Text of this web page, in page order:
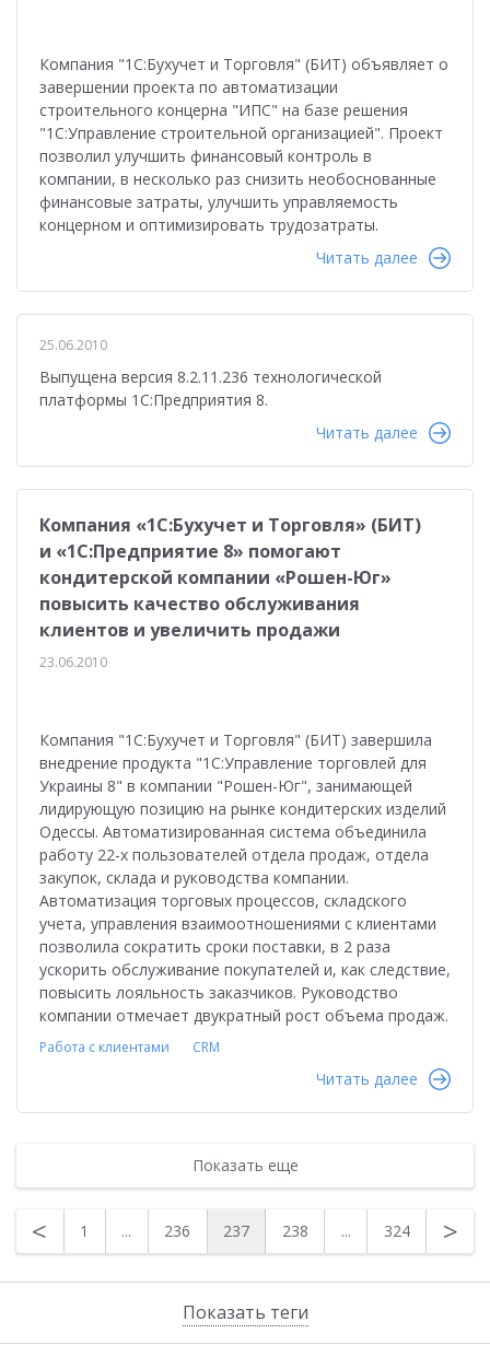
Показать теги
Компания "1С:Бухучет и Торговля" (БИТ) объявляет о
завершении проекта по автоматизации
строительного концерна "ИПС" на базе решения
"1С:Управление строительной организацией". Проект
позволил улучшить финансовый контроль в
компании, в несколько раз снизить необоснованные
финансовые затраты, улучшить управляемость
концерном и оптимизировать трудозатраты.
Читать далее
25.06.2010
Выпущена версия 8.2.11.236 технологической
платформы 1С:Предприятия 8.
Читать далее
Компания «1С:Бухучет и Торговля» (БИТ)
и «1С:Предприятие 8» помогают
кондитерской компании «Рошен-Юг»
повысить качество обслуживания
клиентов и увеличить продажи
23.06.2010
Компания "1С:Бухучет и Торговля" (БИТ) завершила
внедрение продукта "1С:Управление торговлей для
Украины 8" в компании "Рошен-Юг", занимающей
лидирующую позицию на рынке кондитерских изделий
Одессы. Автоматизированная система объединила
работу 22-х пользователей отдела продаж, отдела
закупок, склада и руководства компании.
Автоматизация торговых процессов, складского
учета, управления взаимоотношениями с клиентами
позволила сократить сроки поставки, в 2 раза
ускорить обслуживание покупателей и, как следствие,
повысить лояльность заказчиков. Руководство
компании отмечает двукратный рост объема продаж.
Работа с клиентами CRM
Читать далее
Показать еще
< 1 ... 236 237 238 ... 324 >